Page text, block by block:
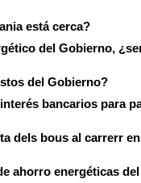
está cerca?
del Gobierno,
del Gobierno?
bancarios para
dels bous al carrerr
ahorro energéticas del